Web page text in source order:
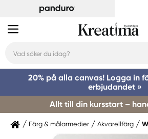
20% på alla canvas! Logga in
erbjudandet »
Allt till din kursstart –
Färg & målarmedier Akvarellfärg